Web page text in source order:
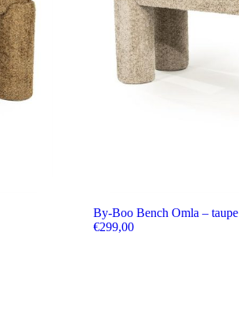
By-Boo Bench Omla – taupe
€299,00